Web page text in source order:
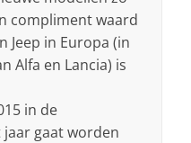
compliment waard
Jeep in Europa (in
Alfa en Lancia) is
in de
gaat worden